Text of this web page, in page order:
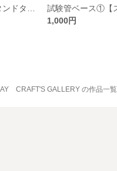
1,000円
CRAFT'S GALLERY の作品一覧